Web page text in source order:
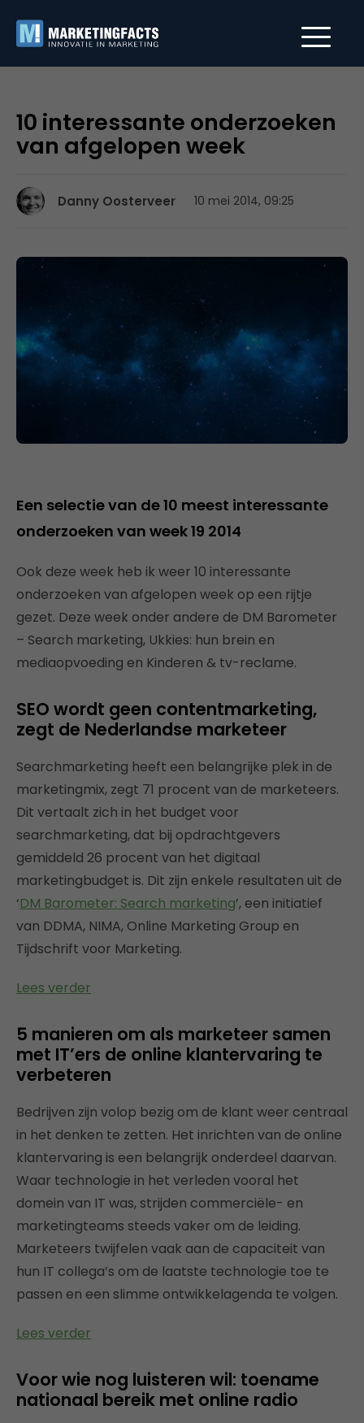
10 interessante onderzoeken
van afgelopen week
Danny Oosterveer 10 mei 2014, 09:25
Een selectie van de 10 meest interessante
onderzoeken van week 19 2014
Ook deze week heb ik weer 10 interessante
onderzoeken van afgelopen week op een rijtje
gezet. Deze week onder andere de DM Barometer
– Search marketing, Ukkies: hun brein en
mediaopvoeding en Kinderen & tv-reclame.
SEO wordt geen contentmarketing,
zegt de Nederlandse marketeer
Searchmarketing heeft een belangrijke plek in de
marketingmix, zegt 71 procent van de marketeers.
Dit vertaalt zich in het budget voor
searchmarketing, dat bij opdrachtgevers
gemiddeld 26 procent van het digitaal
marketingbudget is. Dit zijn enkele resultaten uit de
‘DM Barometer: Search marketing’, een initiatief
van DDMA, NIMA, Online Marketing Group en
Tijdschrift voor Marketing.
Lees verder
5 manieren om als marketeer samen
met IT’ers de online klantervaring te
verbeteren
Bedrijven zijn volop bezig om de klant weer centraal
in het denken te zetten. Het inrichten van de online
klantervaring is een belangrijk onderdeel daarvan.
Waar technologie in het verleden vooral het
domein van IT was, strijden commerciële- en
marketingteams steeds vaker om de leiding.
Marketeers twijfelen vaak aan de capaciteit van
hun IT collega’s om de laatste technologie toe te
passen en een slimme ontwikkelagenda te volgen.
Lees verder
Voor wie nog luisteren wil: toename
nationaal bereik met online radio